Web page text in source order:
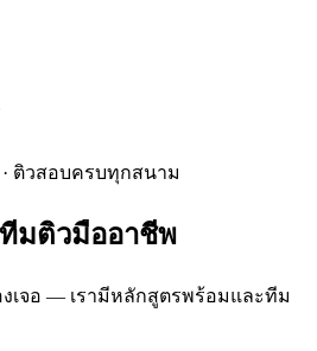
· ติวสอบครบทุกสนาม
ทีมติวมืออาชีพ
เจอ — เรามีหลักสูตรพร้อมและทีม